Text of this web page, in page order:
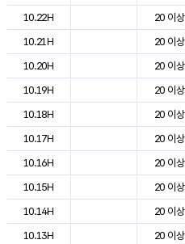
10.22H
20 이상
10.21H
20 이상
10.20H
20 이상
10.19H
20 이상
10.18H
20 이상
10.17H
20 이상
10.16H
20 이상
10.15H
20 이상
10.14H
20 이상
10.13H
20 이상